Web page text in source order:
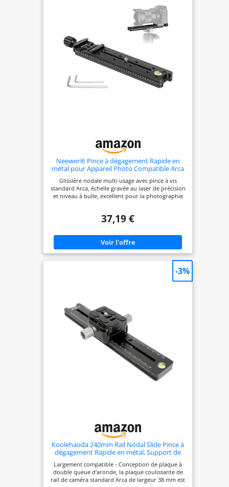
Sunwayfoto, Kangrinpoche, Benro, Sirui, etc.
Niveau à bulles : la pince à glissière nodale en
métal intégrée à un niveau à bulle, garantit la
photographie avec précision en orientation
horizontale. Échelle gravée au laser facilement
reconnue des deux côtés du rail pour ajuster le
point nodal facilement et avec précision. Facile à
installer et à enlever : design léger de la pince à
dégagement rapide avec bouton. Très facile à
installer et à enlever, vous pouvez libérer, tourner
et remonter votre appareil photo rapidement,
avec deux vis antidérapantes pour augmenter la
Neewer® Pince à dégagement Rapide en
métal pour Appareil Photo Compatible Arca
Glissière nodale multi-usage avec pince à vis
standard Arca, échelle gravée au laser de précision
et niveau à bulle, excellent pour la photographie
de précision CNC à partir d'aluminium léger de
métal Finition anodisée dure noire avec surface
lisse
37,19 €
Koolehaoda 240mm Rail Nodal Slide Pince à
dégagement Rapide en métal, Support de
Pince Double Face, pour caméra Compatible
Arca Swiss (LCB-24)
Largement compatible - Conception de plaque à
double queue d'aronde, la plaque coulissante de
rail de caméra standard Arca de largeur 38 mm est
-3%